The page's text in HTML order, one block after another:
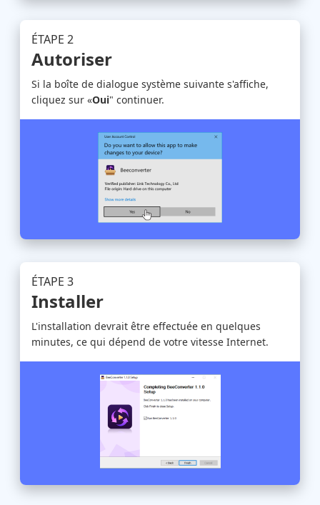
ÉTAPE 2
Autoriser
Si la boîte de dialogue système suivante s'affiche,
cliquez sur «Oui" continuer.
ÉTAPE 3
Installer
L'installation devrait être effectuée en quelques
minutes, ce qui dépend de votre vitesse Internet.